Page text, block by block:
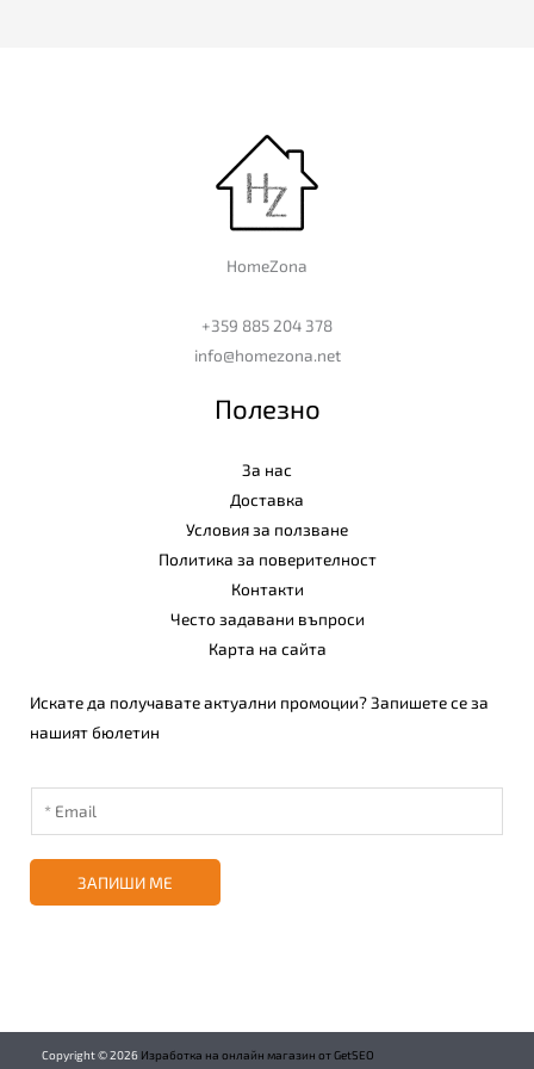
HomeZona
+359 885 204 378
info@homezona.net
Полезно
За нас
Доставка
Условия за ползване
Политика за поверителност
Контакти
Често задавани въпроси
Карта на сайта
Искате да получавате актуални промоции? Запишете се за
нашият бюлетин
ЗАПИШИ МЕ
Copyright ©2026 Изработка на онлайн магазин от GetSEO